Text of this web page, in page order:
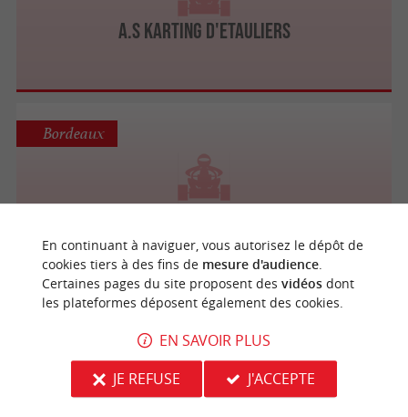
A.S Karting d'Etauliers
Bordeaux
Kart System
Mérignac
En continuant à naviguer, vous autorisez le dépôt de
cookies tiers à des fins de mesure d'audience.
Certaines pages du site proposent des vidéosdont
les plateformes déposent également des cookies.
EN SAVOIR PLUS
JE REFUSE
J'ACCEPTE